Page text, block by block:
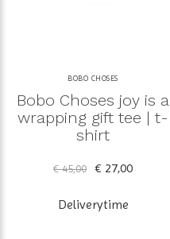
BOBO CHOSES
Bobo Choses joy is a
wrapping gift tee | t-
shirt
€ 45,00 € 27,00
Deliverytime